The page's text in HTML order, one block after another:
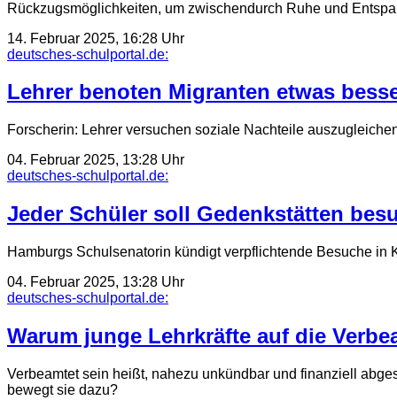
Rückzugsmöglichkeiten, um zwischendurch Ruhe und
14. Februar 2025, 16:28 Uhr
deutsches-schulportal.de:
Lehrer benoten Migranten etwas
Forscherin: Lehrer versuchen soziale Nachteile
04. Februar 2025, 13:28 Uhr
deutsches-schulportal.de:
Jeder Schüler soll Gedenkstätten
Hamburgs Schulsenatorin kündigt verpflichtende Besuche
04. Februar 2025, 13:28 Uhr
deutsches-schulportal.de:
Warum junge Lehrkräfte auf die
Verbeamtet sein heißt, nahezu unkündbar und finanziell
bewegt sie dazu?